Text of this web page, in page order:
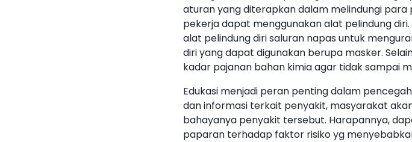
aturan yang diterapkan dalam melindungi
pekerja dapat menggunakan alat pelindung
alat pelindung diri saluran napas untuk
diri yang dapat digunakan berupa masker.
kadar pajanan bahan kimia agar tidak sampai
Edukasi menjadi peran penting dalam
dan informasi terkait penyakit, masyarakat
bahayanya penyakit tersebut. Harapannya,
paparan terhadap faktor risiko yg